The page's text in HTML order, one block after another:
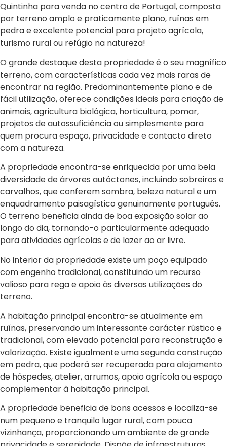
Quintinha para venda no centro de Portugal, composta
por terreno amplo e praticamente plano, ruínas em
pedra e excelente potencial para projeto agrícola,
turismo rural ou refúgio na natureza!
O grande destaque desta propriedade é o seu magnífico
terreno, com características cada vez mais raras de
encontrar na região. Predominantemente plano e de
fácil utilização, oferece condições ideais para criação de
animais, agricultura biológica, horticultura, pomar,
projetos de autossuficiência ou simplesmente para
quem procura espaço, privacidade e contacto direto
com a natureza.
A propriedade encontra-se enriquecida por uma bela
diversidade de árvores autóctones, incluindo sobreiros e
carvalhos, que conferem sombra, beleza natural e um
enquadramento paisagístico genuinamente português.
O terreno beneficia ainda de boa exposição solar ao
longo do dia, tornando-o particularmente adequado
para atividades agrícolas e de lazer ao ar livre.
No interior da propriedade existe um poço equipado
com engenho tradicional, constituindo um recurso
valioso para rega e apoio às diversas utilizações do
terreno.
A habitação principal encontra-se atualmente em
ruínas, preservando um interessante carácter rústico e
tradicional, com elevado potencial para reconstrução e
valorização. Existe igualmente uma segunda construção
em pedra, que poderá ser recuperada para alojamento
de hóspedes, atelier, arrumos, apoio agrícola ou espaço
complementar à habitação principal.
A propriedade beneficia de bons acessos e localiza-se
num pequeno e tranquilo lugar rural, com pouca
vizinhança, proporcionando um ambiente de grande